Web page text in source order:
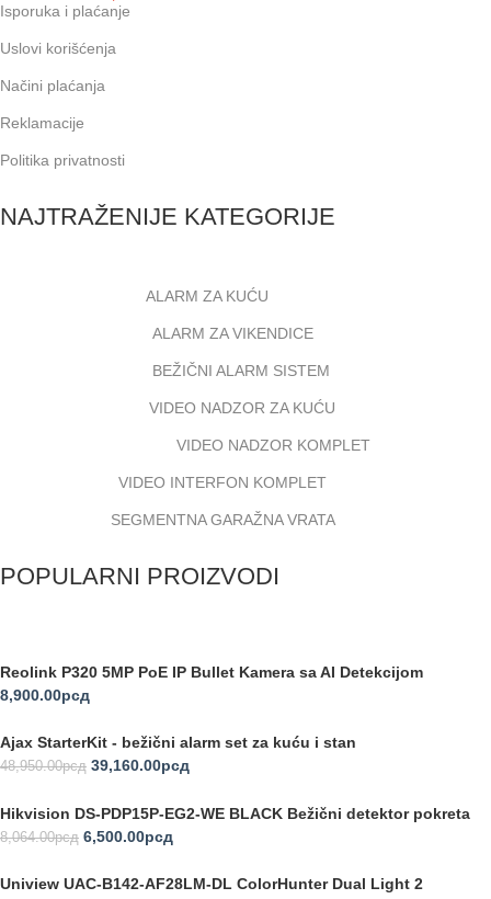
Isporuka i plaćanje
Uslovi korišćenja
Načini plaćanja
Reklamacije
Politika privatnosti
NAJTRAŽENIJE KATEGORIJE
ALARM ZA KUĆU
ALARM ZA VIKENDICE
BEŽIČNI ALARM SISTEM
VIDEO NADZOR ZA KUĆU
VIDEO NADZOR KOMPLET
VIDEO INTERFON KOMPLET
SEGMENTNA GARAŽNA VRATA
POPULARNI PROIZVODI
Reolink P320 5MP PoE IP Bullet Kamera sa AI Detekcijom
8,900.00рсд
Ajax StarterKit - bežični alarm set za kuću i stan
48,950.00рсд 39,160.00рсд
Hikvision DS-PDP15P-EG2-WE BLACK Bežični detektor pokreta
8,064.00рсд 6,500.00рсд
Uniview UAC-B142-AF28LM-DL ColorHunter Dual Light 2